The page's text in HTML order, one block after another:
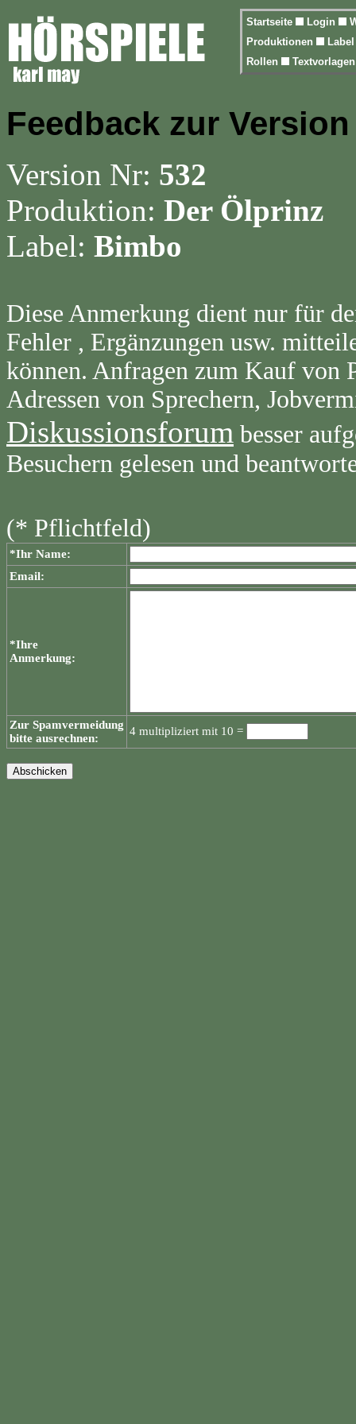
Startseite Login
Produktionen
Rollen
Feedback zur Version
Version Nr: 532
Produktion: Der Ölprinz
Label: Bimbo
Diese Anmerkung dient nur für
Fehler , Ergänzungen usw.
können. Anfragen zum Kauf von
Adressen von Sprechern,
Diskussionsforum besser
Besuchern gelesen und
(* Pflichtfeld)
*Ihr Name:
Email:
*Ihre
Anmerkung:
Zur Spamvermeidung
bitte ausrechnen:
4 multipliziert mit 10 =